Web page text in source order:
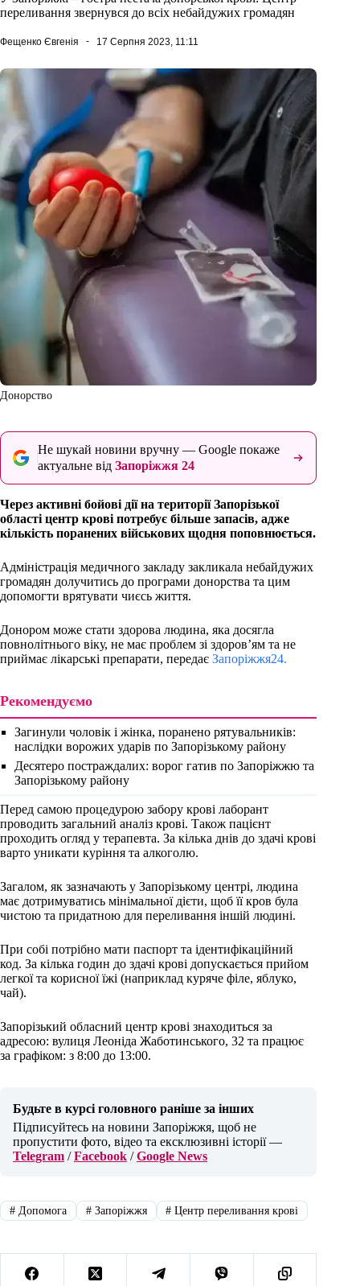
переливання звернувся до всіх небайдужих громадян
Фещенко Євгенія 17 Серпня 2023, 11:11
Донорство
Не шукай новини вручну — Google покаже
актуальне від Запоріжжя 24
Через активні бойові дії на території Запорізької
області центр крові потребує більше запасів, адже
кількість поранених військових щодня поповнюється.
Адміністрація медичного закладу закликала небайдужих
громадян долучитись до програми донорства та цим
допомогти врятувати чиєсь життя.
Донором може стати здорова людина, яка досягла
повнолітнього віку, не має проблем зі здоров’ям та не
приймає лікарські препарати, передає Запоріжжя24.
Рекомендуємо
Загинули чоловік і жінка, поранено рятувальників:
наслідки ворожих ударів по Запорізькому району
Десятеро постраждалих: ворог гатив по Запоріжжю та
Запорізькому району
Перед самою процедурою забору крові лаборант
проводить загальний аналіз крові. Також пацієнт
проходить огляд у терапевта. За кілька днів до здачі крові
варто уникати куріння та алкоголю.
Загалом, як зазначають у Запорізькому центрі, людина
має дотримуватись мінімальної дієти, щоб її кров була
чистою та придатною для переливання іншій людині.
При собі потрібно мати паспорт та ідентифікаційний
код. За кілька годин до здачі крові допускається прийом
легкої та корисної їжі (наприклад куряче філе, яблуко,
чай).
Запорізький обласний центр крові знаходиться за
адресою: вулиця Леоніда Жаботинського, 32 та працює
за графіком: з 8:00 до 13:00.
Будьте в курсі головного раніше за інших
Підписуйтесь на новини Запоріжжя, щоб не
пропустити фото, відео та ексклюзивні історії —
Telegram /Facebook /Google News
#Допомога #Запоріжжя # Центр переливання крові